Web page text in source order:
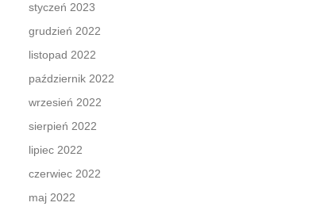
styczeń 2023
grudzień 2022
listopad 2022
październik 2022
wrzesień 2022
sierpień 2022
lipiec 2022
czerwiec 2022
maj 2022